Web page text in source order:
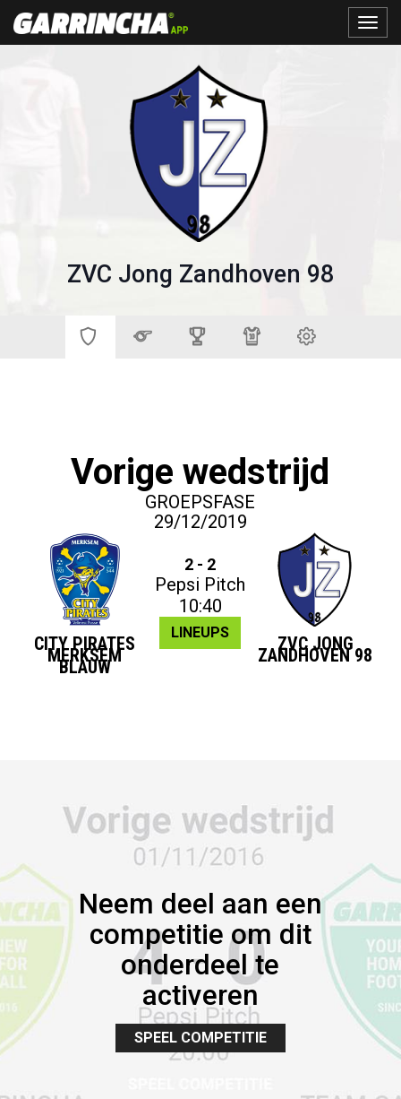
Toggle
ZVC Jong Zandhoven 98
Vorige wedstrijd
GROEPSFASE
29/12/2019
CITY PIRATES
MERKSEM
BLAUW
2 - 2
Pepsi Pitch
10:40
LINEUPS
ZVC JONG
ZANDHOVEN 98
Neem deel aan een
competitie om dit
onderdeel te
activeren
SPEEL COMPETITIE